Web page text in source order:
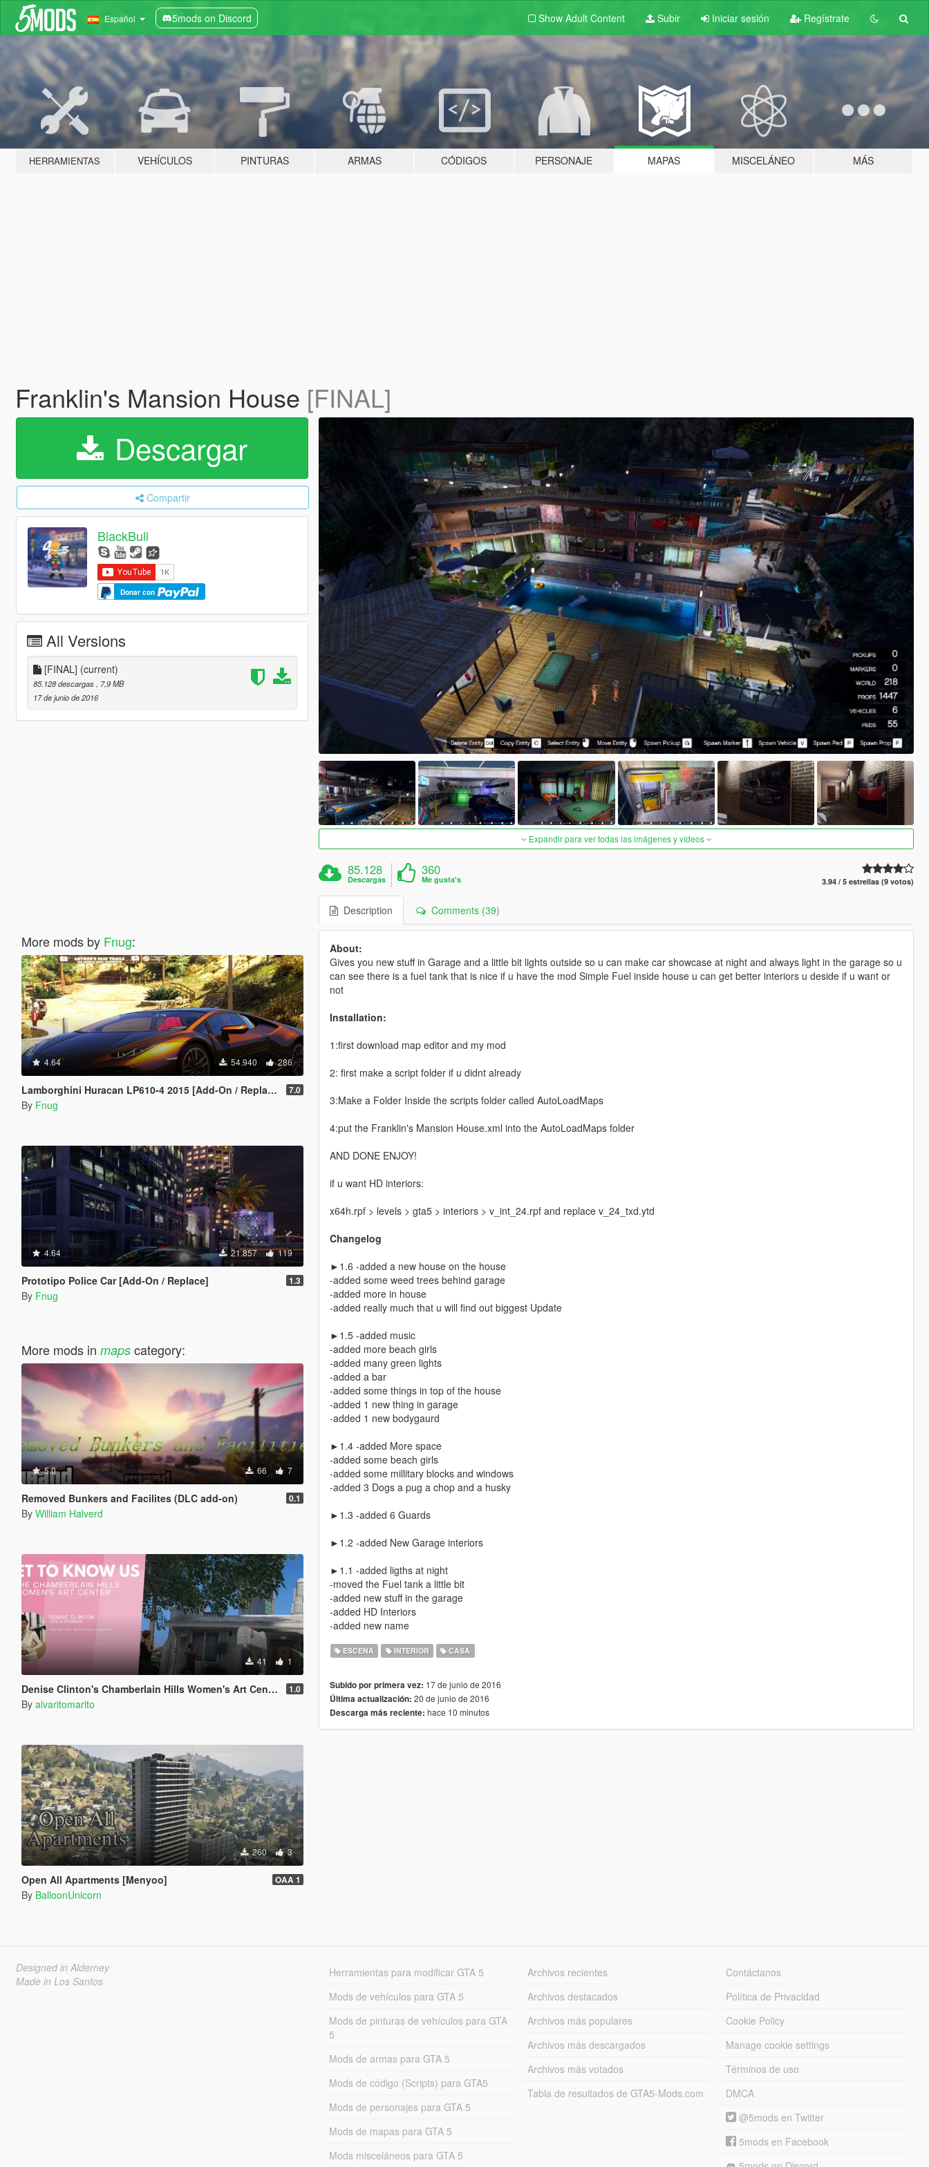
Español 5mods on Discord Show Adult Content Subir Iniciar sesión Regístrate
HERRAMIENTAS VEHÍCULOS PINTURAS ARMAS CÓDIGOS PERSONAJE MAPAS MISCELÁNEO MÁS
Franklin's Mansion House [FINAL]
Descargar
Compartir
BlackBull
Donar con
All Versions
[FINAL] (current)
85.128 descargas
, 7,9 MB
17 de junio de 2016
More mods by Fnug:
4.64 54.940 286
Lamborghini Huracan LP610-4 2015 [Add-On / Replace | Wipers | Template] 7.0
By Fnug
4.64 21.857 119
Prototipo Police Car [Add-On / Replace] 1.3
By Fnug
More mods in mapscategory:
5.0 66 7
Removed Bunkers and Facilites (DLC add-on) 0.1
By William Halverd
41 1
Denise Clinton's Chamberlain Hills Women's Art Center 1.0
By alvaritomarito
260 3
Open All Apartments [Menyoo] OAA 1
By BalloonUnicorn
Expandir para ver todas las imágenes y vídeos
85.128
Descargas
360
Me gusta's 3.94 / 5 estrellas (9 votos)
Description Comments (39)
About:
Gives you new stuff in Garage and a little bit lights outside so u can make car showcase at night and always light in the garage so u
can see there is a fuel tank that is nice if u have the mod Simple Fuel inside house u can get better interiors u deside if u want or
not
Installation:
1:first download map editor and my mod
2: first make a script folder if u didnt already
3:Make a Folder Inside the scripts folder called AutoLoadMaps
4:put the Franklin's Mansion House.xml into the AutoLoadMaps folder
AND DONE ENJOY!
if u want HD interiors:
x64h.rpf > levels > gta5 > interiors > v_int_24.rpf and replace v_24_txd.ytd
Changelog
►1.6 -added a new house on the house
-added some weed trees behind garage
-added more in house
-added really much that u will find out biggest Update
►1.5 -added music
-added more beach girls
-added many green lights
-added a bar
-added some things in top of the house
-added 1 new thing in garage
-added 1 new bodygaurd
►1.4 -added More space
-added some beach girls
-added some millitary blocks and windows
-added 3 Dogs a pug a chop and a husky
►1.3 -added 6 Guards
►1.2 -added New Garage interiors
►1.1 -added ligths at night
-moved the Fuel tank a little bit
-added new stuff in the garage
-added HD Interiors
-added new name
ESCENA INTERIOR CASA
Subido por primera vez: 17 de junio de 2016
Última actualización: 20 de junio de 2016
Descarga más reciente: hace 10 minutos
Designed in Alderney
Made in Los Santos
Herramientas para modificar GTA 5
Mods de vehículos para GTA 5
Mods de pinturas de vehículos para GTA
5
Mods de armas para GTA 5
Mods de código (Scripts) para GTA5
Mods de personajes para GTA 5
Mods de mapas para GTA 5
Mods misceláneos para GTA 5
Archivos recientes
Archivos destacados
Archivos más populares
Archivos más descargados
Archivos más votados
Tabla de resultados de GTA5-Mods.com
Contáctanos
Política de Privacidad
Cookie Policy
Manage cookie settings
Términos de uso
DMCA
@5mods en Twitter
5mods en Facebook